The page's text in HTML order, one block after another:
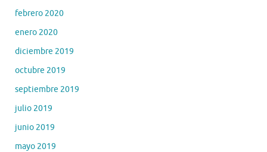
febrero 2020
enero 2020
diciembre 2019
octubre 2019
septiembre 2019
julio 2019
junio 2019
mayo 2019